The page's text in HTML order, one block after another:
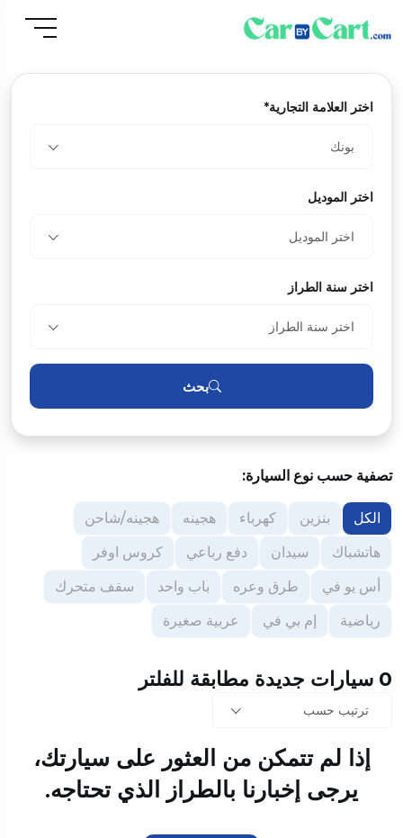
اختر العلامة التجارية*
بونك
اختر الموديل
اختر الموديل
اختر سنة الطراز
اختر سنة الطراز
بحث
تصفية حسب نوع السيارة:
الكل بنزين كهرباء هجينه
هجينه/شاحن
هاتشباك
سيدان دفع رباعي
كروس اوفر
أس يو في
طرق وعره باب واحد
سقف متحرك
رياضية
إم بي في عربية صغيرة
0 سيارات جديدة مطابقة للفلتر
ترتيب حسب
إذا لم تتمكن من العثور على سيارتك،
يرجى إخبارنا بالطراز الذي تحتاجه.